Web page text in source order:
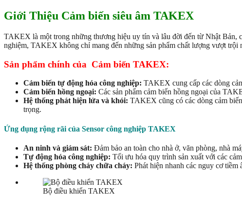
Giới Thiệu Cảm biến siêu âm TAKEX
TAKEX là một trong những thương hiệu uy tín và lâu đời đến từ Nhật Bản,
nghiệm, TAKEX không chỉ mang đến những sản phẩm chất lượng vượt trội
Sản phẩm chính của Cảm biến TAKEX:
Cảm biến tự động hóa công nghiệp: TAKEX cung cấp các dòng
Cảm biến hồng ngoại: Các sản phẩm cảm biến hồng ngoại của
Hệ thống phát hiện lửa và khói: TAKEX cũng có các dòng cảm
trọng.
Ứng dụng rộng rãi của Sensor công nghiệp TAKEX
An ninh và giám sát: Đảm bảo an toàn cho nhà ở, văn phòng, nhà
Tự động hóa công nghiệp: Tối ưu hóa quy trình sản xuất với các
Hệ thống phòng cháy chữa cháy: Phát hiện nhanh các nguy cơ tiềm
Bộ điều khiển TAKEX